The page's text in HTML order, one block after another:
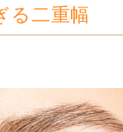
る二重幅